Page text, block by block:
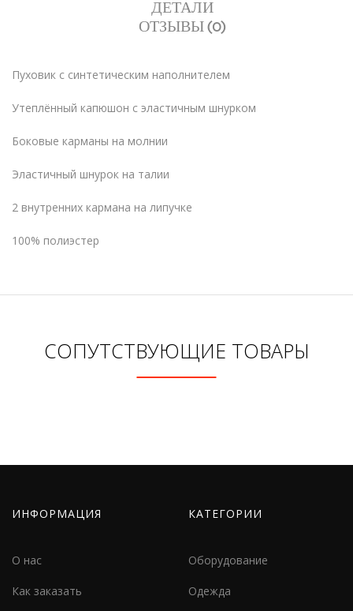
ДЕТАЛИ
ОТЗЫВЫ (0)
Пуховик с синтетическим наполнителем
Утеплённый капюшон с эластичным шнурком
Боковые карманы на молнии
Эластичный шнурок на талии
2 внутренних кармана на липучке
100% полиэстер
СОПУТСТВУЮЩИЕ ТОВАРЫ
ИНФОРМАЦИЯ
О нас
Как заказать
КАТЕГОРИИ
Оборудование
Одежда